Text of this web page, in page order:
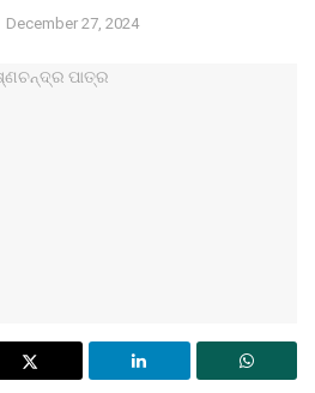
December 27, 2024